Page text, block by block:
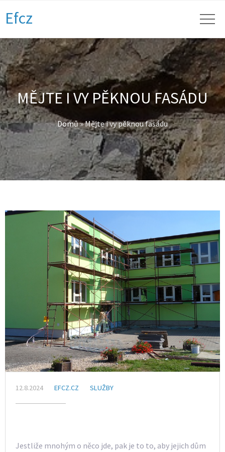
Efcz
MĚJTE I VY PĚKNOU FASÁDU
Domů»Mějte i vy pěknou fasádu
12.8.2024 EFCZ.CZ SLUŽBY
Jestliže mnohým o něco jde, pak je to to, aby jejich dům